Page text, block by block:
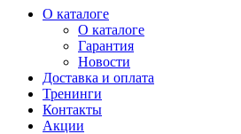
О каталоге
О каталоге
Гарантия
Новости
Доставка и оплата
Тренинги
Контакты
Акции